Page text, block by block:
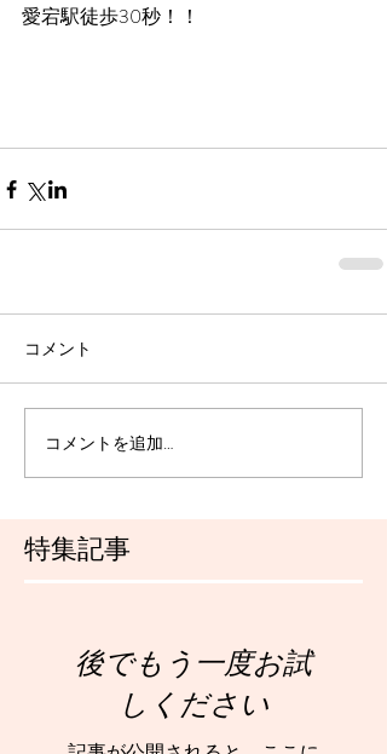
特集記事
愛宕駅徒歩30秒！！
コメント
コメントを追加…
後でもう一度お試
しください